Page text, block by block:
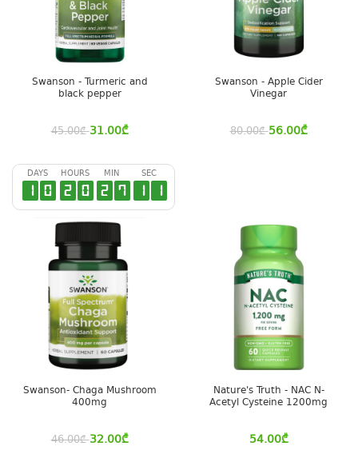
Swanson - Turmeric and
black pepper
45.00₾ 31.00₾
Swanson - Apple Cider
Vinegar
80.00₾ 56.00₾
DAYS
1 0
HOURS
2 0
MIN
2 7
SEC
1 0
Swanson- Chaga Mushroom
400mg
46.00₾ 32.00₾
Nature's Truth - NAC N-
Acetyl Cysteine 1200mg
54.00₾